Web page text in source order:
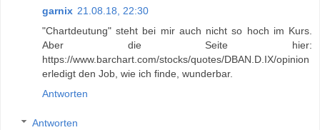
garnix 21.08.18, 22:30
"Chartdeutung" steht bei mir auch nicht so hoch im Kurs.
Aber die Seite hier:
https://www.barchart.com/stocks/quotes/DBAN.D.IX/opinion
erledigt den Job, wie ich finde, wunderbar.
Antworten
Antworten